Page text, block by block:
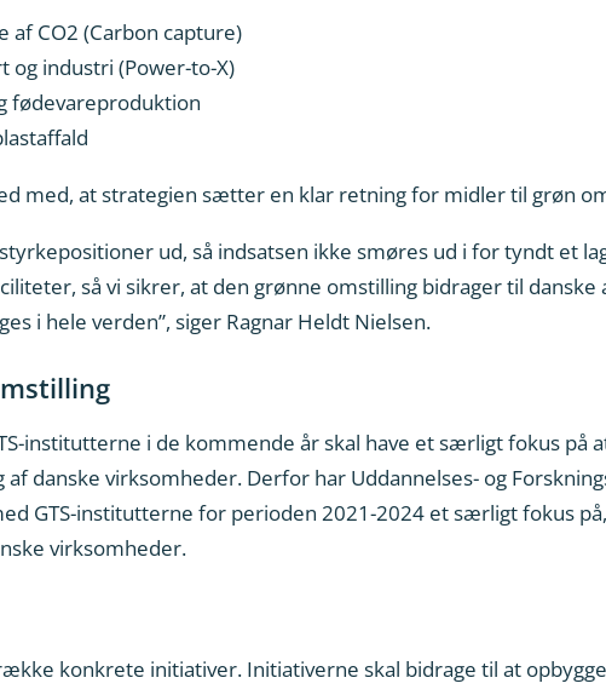
af CO2 (Carbon capture)
industri (Power-to-X)
fødevareproduktion
med, at strategien sætter en klar retning for midler til grøn
ud, så indsatsen ikke smøres ud i for tyndt et
så vi sikrer, at den grønne omstilling bidrager til danske
i hele verden”, siger Ragnar Heldt Nielsen.
institutterne i de kommende år skal have et særligt fokus på
danske virksomheder. Derfor har Uddannelses- og
GTS-institutterne for perioden 2021-2024 et særligt fokus
virksomheder.
konkrete initiativer. Initiativerne skal bidrage til at